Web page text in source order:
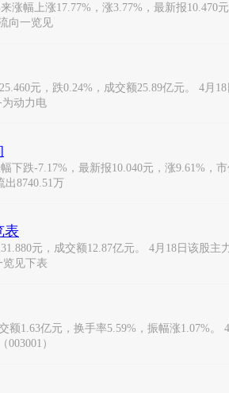
涨幅上涨17.77%，涨3.77%，最新报
向一览见
元，跌0.24%，成交额25.89亿元。 4月
为动力电
下跌-7.17%，最新报10.040元，涨9.61%
出8740.51万
表
元，成交额12.87亿元。 4月18日该股
览见下表
额1.63亿元，换手率5.59%，振幅涨1.07%
）